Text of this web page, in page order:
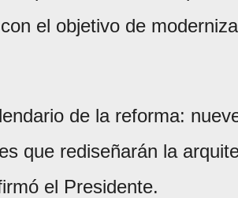
el objetivo de
de la reforma:
que rediseñarán la
el Presidente.